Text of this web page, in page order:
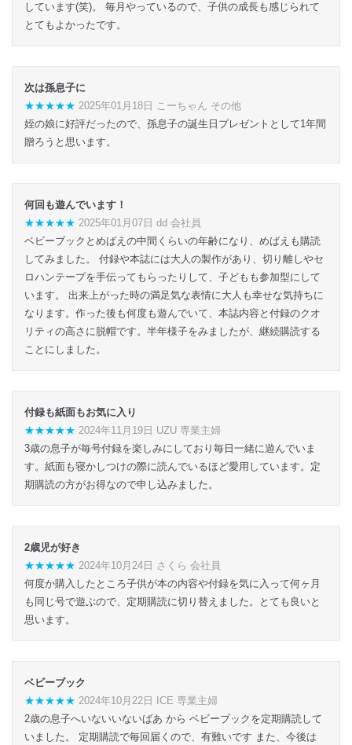
しています(笑)。 毎月やっているので、子供の成長も感じられて
とてもよかったです。
次は孫息子に
★★★★★ 2025年01月18日 こーちゃん その他
姪の娘に好評だったので、孫息子の誕生日プレゼントとして1年間
贈ろうと思います。
何回も遊んでいます！
★★★★★ 2025年01月07日 dd 会社員
ベビーブックとめばえの中間くらいの年齢になり、めばえも購読
してみました。 付録や本誌には大人の製作があり、切り離しやセ
ロハンテープを手伝ってもらったりして、子どもも参加型にして
います。 出来上がった時の満足気な表情に大人も幸せな気持ちに
なります。作った後も何度も遊んでいて、本誌内容と付録のクオ
リティの高さに脱帽です。半年様子をみましたが、継続購読する
ことにしました。
付録も紙面もお気に入り
★★★★★ 2024年11月19日 UZU 専業主婦
3歳の息子が毎号付録を楽しみにしており毎日一緒に遊んでいま
す。紙面も寝かしつけの際に読んでいるほど愛用しています。定
期購読の方がお得なので申し込みました。
2歳児が好き
★★★★★ 2024年10月24日 さくら 会社員
何度か購入したところ子供が本の内容や付録を気に入って何ヶ月
も同じ号で遊ぶので、定期購読に切り替えました。とても良いと
思います。
ベビーブック
★★★★★ 2024年10月22日 ICE 専業主婦
2歳の息子へいないいないばあ から ベビーブックを定期購読して
いました。 定期購読で毎回届くので、有難いです また、今後は